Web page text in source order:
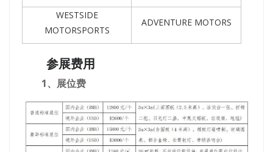
WESTSIDE
MOTORSPORTS
ADVENTURE MOTORS
参展费用
1、展位费